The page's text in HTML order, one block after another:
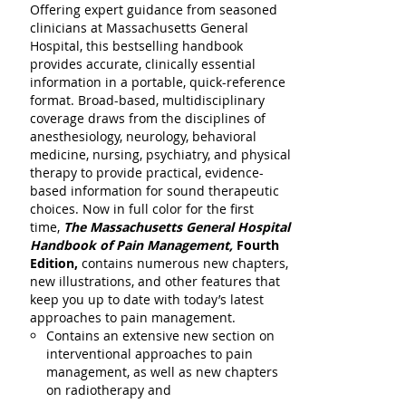
Offering expert guidance from seasoned
clinicians at Massachusetts General
Hospital, this bestselling handbook
provides accurate, clinically essential
information in a portable, quick-reference
format. Broad-based, multidisciplinary
coverage draws from the disciplines of
anesthesiology, neurology, behavioral
medicine, nursing, psychiatry, and physical
therapy to provide practical, evidence-
based information for sound therapeutic
choices. Now in full color for the first
time, The Massachusetts General Hospital
Handbook of Pain Management, Fourth
Edition, contains numerous new chapters,
new illustrations, and other features that
keep you up to date with today’s latest
approaches to pain management.
Contains an extensive new section on
interventional approaches to pain
management, as well as new chapters
on radiotherapy and